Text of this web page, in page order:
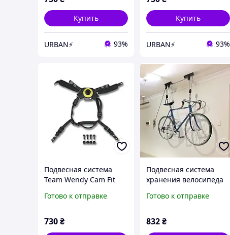
Купить
URBAN⚡ 93%
Купить
URBAN⚡ 93%
Подвесная система
Team Wendy Cam Fit
MICH, ARCH
Готово к отправке
730₴
Подвесная система
хранения велосипеда
велосипеда к потолку
Готово к отправке
832₴